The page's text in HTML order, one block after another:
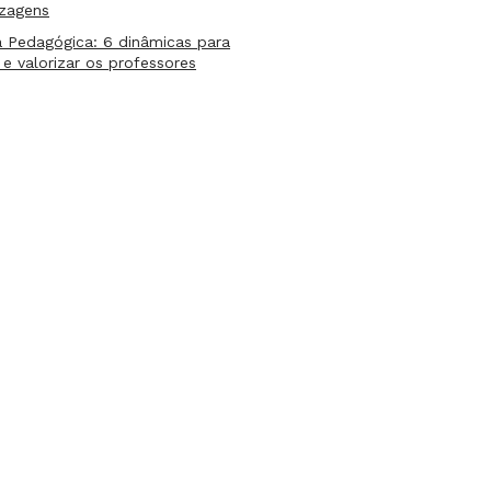
Pedagógica: 6 dinâmicas para
valorizar os professores